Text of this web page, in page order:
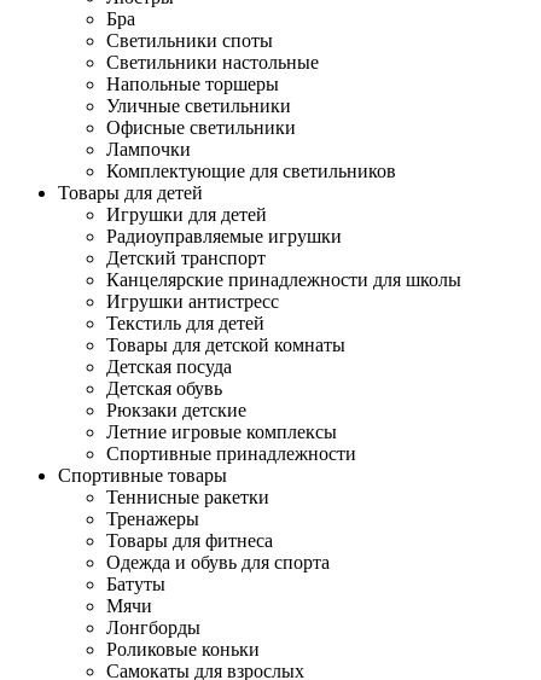
Бра
Светильники споты
Светильники настольные
Напольные торшеры
Уличные светильники
Офисные светильники
Лампочки
Комплектующие для светильников
Товары для детей
Игрушки для детей
Радиоуправляемые игрушки
Детский транспорт
Канцелярские принадлежности для школы
Игрушки антистресс
Текстиль для детей
Товары для детской комнаты
Детская посуда
Детская обувь
Рюкзаки детские
Летние игровые комплексы
Спортивные принадлежности
Спортивные товары
Теннисные ракетки
Тренажеры
Товары для фитнеса
Одежда и обувь для спорта
Батуты
Мячи
Лонгборды
Роликовые коньки
Самокаты для взрослых